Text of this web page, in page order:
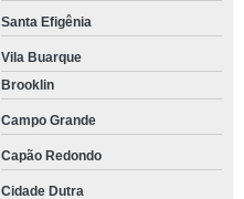
Santa Efigênia
Vila Buarque
Brooklin
Campo Grande
Capão Redondo
Cidade Dutra